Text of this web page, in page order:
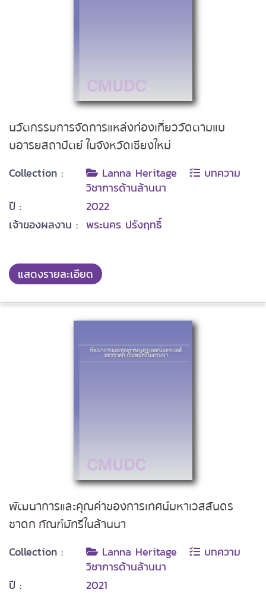
นวัตกรรมการจัดการแหล่งท่องเที่ยววัดตามแบ
บอารยสถาปัตย์ ในจังหวัดเชียงใหม่
Collection : Lanna Heritage
บทความ
วิชาการด้านล้านนา
ปี :
2022
เจ้าของผลงาน : พระนคร ปรังฤทธิ์
แสดงรายละเอียด
พัฒนาการและคุณค่าของการเทศน์มหาเวสสันดร
ชาดก กัณฑ์มัทรีในล้านนา
Collection : Lanna Heritage
บทความ
วิชาการด้านล้านนา
ปี :
2021